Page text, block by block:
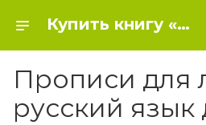
Купить книгу «Прописи для левшей: русский язык дп» 2026, Сычева Г.Н. - Не проставлена группа
Прописи для
русский язык